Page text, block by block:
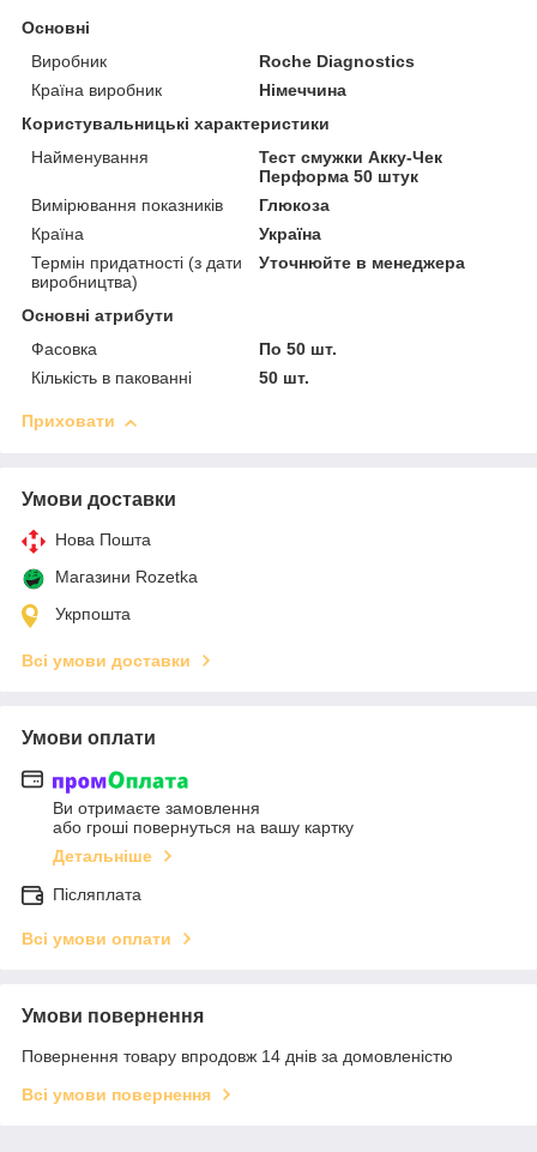
Основні
Виробник
Roche Diagnostics
Країна виробник
Німеччина
Користувальницькі характеристики
Найменування
Тест смужки Акку-Чек
Перформа 50 штук
Вимірювання показників
Глюкоза
Країна
Україна
Термін придатності (з дати
виробництва)
Уточнюйте в менеджера
Основні атрибути
Фасовка
По 50 шт.
Кількість в пакованні
50 шт.
Приховати
Умови доставки
Нова Пошта
Магазини Rozetka
Укрпошта
Всі умови доставки
Умови оплати
Ви отримаєте замовлення
або гроші повернуться на вашу картку
Детальніше
Післяплата
Всі умови оплати
Умови повернення
Повернення товару впродовж 14 днів за домовленістю
Всі умови повернення